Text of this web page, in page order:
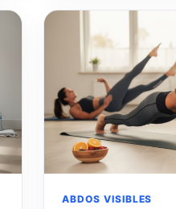
ABDOS VISIBLES